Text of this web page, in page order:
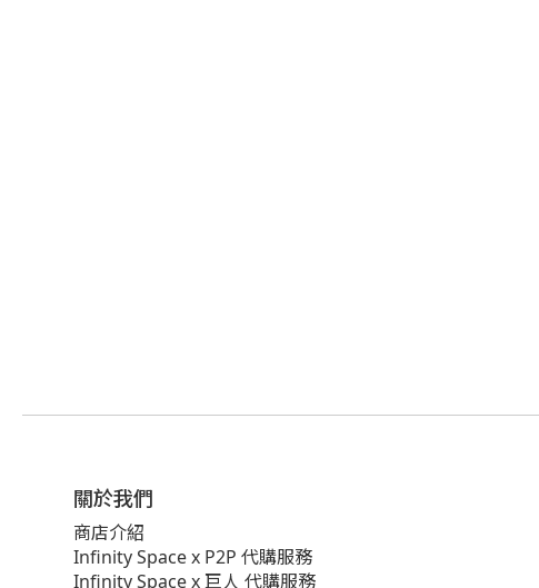
關於我們
商店介紹
Infinity Space x P2P 代購服務
Infinity Space x 巨人 代購服務